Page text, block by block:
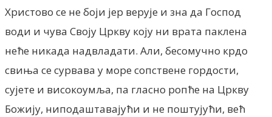
Христово се не боји јер верује и зна да Господ
води и чува Своју Цркву коју ни врата паклена
неће никада надвладати. Али, бесомучно крдо
свиња се сурвава у море сопствене гордости,
сујете и високоумља, па гласно ропће на Цркву
Божију, ниподаштавајући и не поштујући, већ